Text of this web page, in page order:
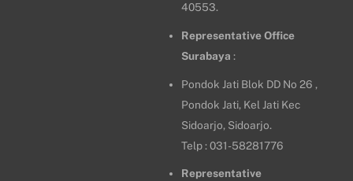
40553.
Representative Office
Surabaya :
Pondok Jati Blok DD No 26 ,
Pondok Jati, Kel Jati Kec
Sidoarjo, Sidoarjo.
Telp : 031-58281776
Representative